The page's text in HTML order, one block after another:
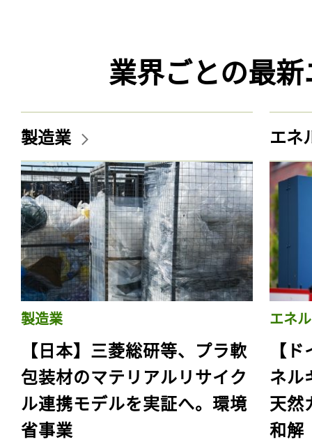
業界ごとの最
製造業
製造業
【日本】三菱総研等、プラ軟
包装材のマテリアルリサイク
ル連携モデルを実証へ。環境
省事業
エネ
エネ
【
ネル
天然
和解